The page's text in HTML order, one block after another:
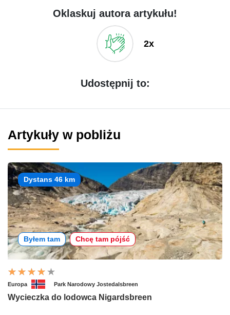
Oklaskuj autora artykułu!
2x
Udostępnij to:
Artykuły w pobliżu
Dystans 46 km
Byłem tam Chcę tam pójść
Europa Park Narodowy Jostedalsbreen
Wycieczka do lodowca Nigardsbreen